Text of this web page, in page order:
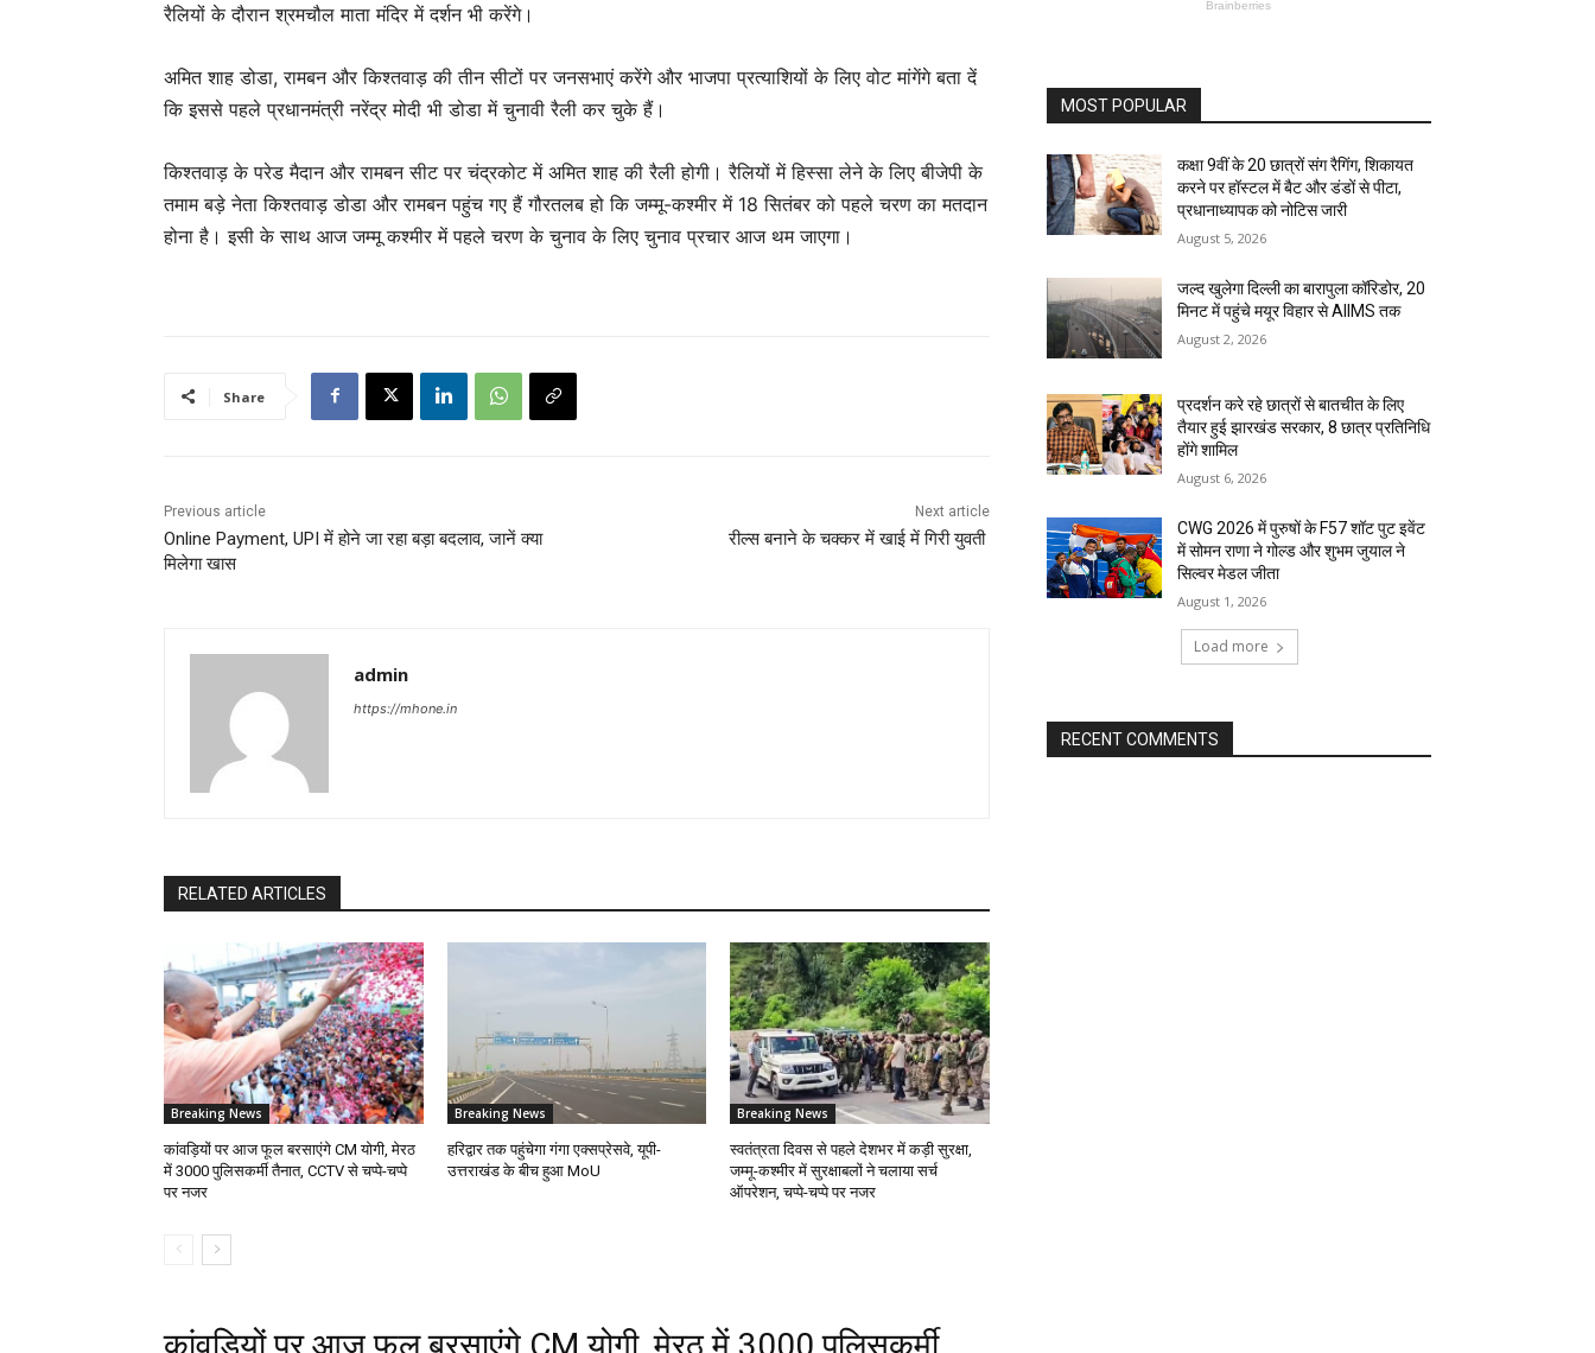
रैलियों के दौरान श्रमचौल माता मंदिर में दर्शन भी करेंगे।
अमित शाह डोडा, रामबन और किश्तवाड़ की तीन सीटों पर जनसभाएं करेंगे और भाजपा प्रत्याशियों के लिए वोट मांगेंगे बता दें
कि इससे पहले प्रधानमंत्री नरेंद्र मोदी भी डोडा में चुनावी रैली कर चुके हैं।
किश्तवाड़ के परेड मैदान और रामबन सीट पर चंद्रकोट में अमित शाह की रैली होगी। रैलियों में हिस्सा लेने के लिए बीजेपी के
तमाम बड़े नेता किश्तवाड़ डोडा और रामबन पहुंच गए हैं गौरतलब हो कि जम्मू-कश्मीर में 18 सितंबर को पहले चरण का मतदान
होना है। इसी के साथ आज जम्मू कश्मीर में पहले चरण के चुनाव के लिए चुनाव प्रचार आज थम जाएगा।
Share
Previous article
Online Payment, UPI में होने जा रहा बड़ा बदलाव, जानें क्या
मिलेगा खास
Next article
रील्स बनाने के चक्कर में खाई में गिरी युवती
admin
https://mhone.in
RELATED ARTICLES
Breaking News
कांवड़ियों पर आज फूल बरसाएंगे CM योगी, मेरठ
में 3000 पुलिसकर्मी तैनात, CCTV से चप्पे-चप्पे
पर नजर
Breaking News
हरिद्वार तक पहुंचेगा गंगा एक्सप्रेसवे, यूपी-
उत्तराखंड के बीच हुआ MoU
Breaking News
स्वतंत्रता दिवस से पहले देशभर में कड़ी सुरक्षा,
जम्मू-कश्मीर में सुरक्षाबलों ने चलाया सर्च
ऑपरेशन, चप्पे-चप्पे पर नजर
कांवड़ियों पर आज फूल बरसाएंगे CM योगी, मेरठ में 3000 पुलिसकर्मी
MOST POPULAR
कक्षा 9वीं के 20 छात्रों संग रैगिंग, शिकायत
करने पर हॉस्टल में बैट और डंडों से पीटा,
प्रधानाध्यापक को नोटिस जारी
August 5, 2026
जल्द खुलेगा दिल्ली का बारापुला कॉरिडोर, 20
मिनट में पहुंचे मयूर विहार से AIIMS तक
August 2, 2026
प्रदर्शन करे रहे छात्रों से बातचीत के लिए
तैयार हुई झारखंड सरकार, 8 छात्र प्रतिनिधि
होंगे शामिल
August 6, 2026
CWG 2026 में पुरुषों के F57 शॉट पुट इवेंट
में सोमन राणा ने गोल्ड और शुभम जुयाल ने
सिल्वर मेडल जीता
August 1, 2026
Load more
RECENT COMMENTS